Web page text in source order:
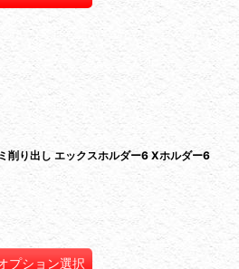
削り出し エックスホルダー6 Xホルダー6
プション選択